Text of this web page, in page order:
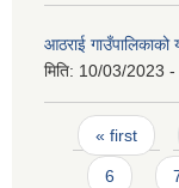
आठराई गाउँपालिकाको
मिति: 10/03/2023
Pages
« first
6